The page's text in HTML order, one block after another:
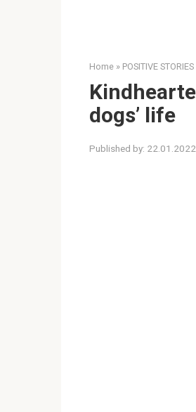
Home » POSITIVE STORIES
dogs’ life
Published by: 22.01.2022